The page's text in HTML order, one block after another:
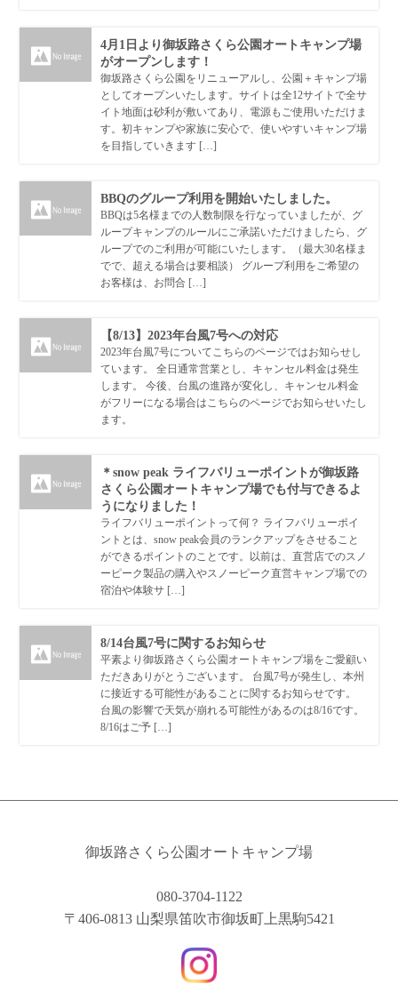
4月1日より御坂路さくら公園オートキャンプ場
がオープンします！
御坂路さくら公園をリニューアルし、公園＋キャンプ場
としてオープンいたします。サイトは全12サイトで全サ
イト地面は砂利が敷いてあり、電源もご使用いただけま
す。初キャンプや家族に安心で、使いやすいキャンプ場
を目指していきます […]
BBQのグループ利用を開始いたしました。
BBQは5名様までの人数制限を行なっていましたが、グ
ループキャンプのルールにご承諾いただけましたら、グ
ループでのご利用が可能にいたします。（最大30名様ま
でで、超える場合は要相談） グループ利用をご希望の
お客様は、お問合 […]
【8/13】2023年台風7号への対応
2023年台風7号についてこちらのページではお知らせし
ています。 全日通常営業とし、キャンセル料金は発生
します。 今後、台風の進路が変化し、キャンセル料金
がフリーになる場合はこちらのページでお知らせいたし
ます。
＊snow peak ライフバリューポイントが御坂路
さくら公園オートキャンプ場でも付与できるよ
うになりました！
ライフバリューポイントって何？ ライフバリューポイ
ントとは、snow peak会員のランクアップをさせること
ができるポイントのことです。以前は、直営店でのスノ
ーピーク製品の購入やスノーピーク直営キャンプ場での
宿泊や体験サ […]
8/14台風7号に関するお知らせ
平素より御坂路さくら公園オートキャンプ場をご愛顧い
ただきありがとうございます。 台風7号が発生し、本州
に接近する可能性があることに関するお知らせです。
台風の影響で天気が崩れる可能性があるのは8/16です。
8/16はご予 […]
御坂路さくら公園オートキャンプ場
080-3704-1122
〒406-0813 山梨県笛吹市御坂町上黒駒5421